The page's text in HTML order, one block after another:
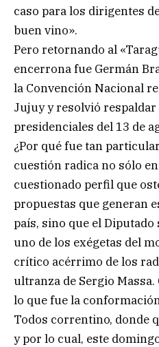
caso para los dirigentes
buen vino».
Pero retornando al
encerrona fue Germán
la Convención Nacional
Jujuy y resolvió respaldar
presidenciales del 13 de
¿Por qué fue tan
cuestión radica no sólo
cuestionado perfil que
propuestas que generan
país, sino que el
uno de los exégetas del
crítico acérrimo de los
ultranza de Sergio
lo que fue la
Todos correntino, donde
y por lo cual, este